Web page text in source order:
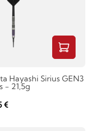
Hayashi Sirius GEN3
- 21,5g
€